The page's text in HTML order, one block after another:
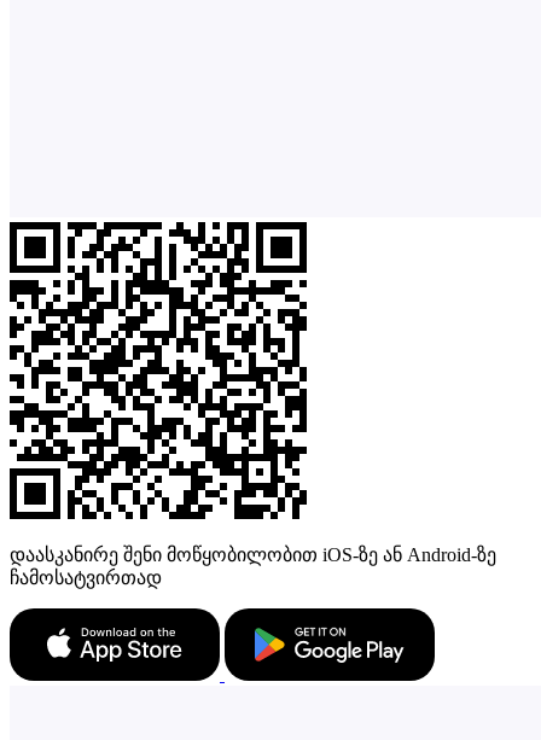
დაასკანირე შენი მოწყობილობით iOS-ზე ან Android-ზე
ჩამოსატვირთად